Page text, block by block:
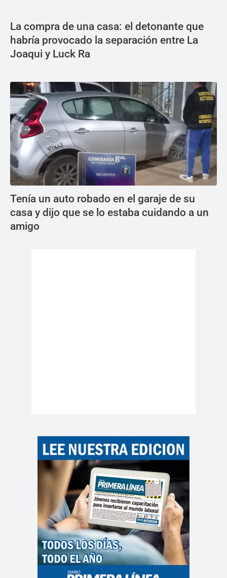
La compra de una casa: el detonante que
habría provocado la separación entre La
Joaqui y Luck Ra
Tenía un auto robado en el garaje de su
casa y dijo que se lo estaba cuidando a un
amigo